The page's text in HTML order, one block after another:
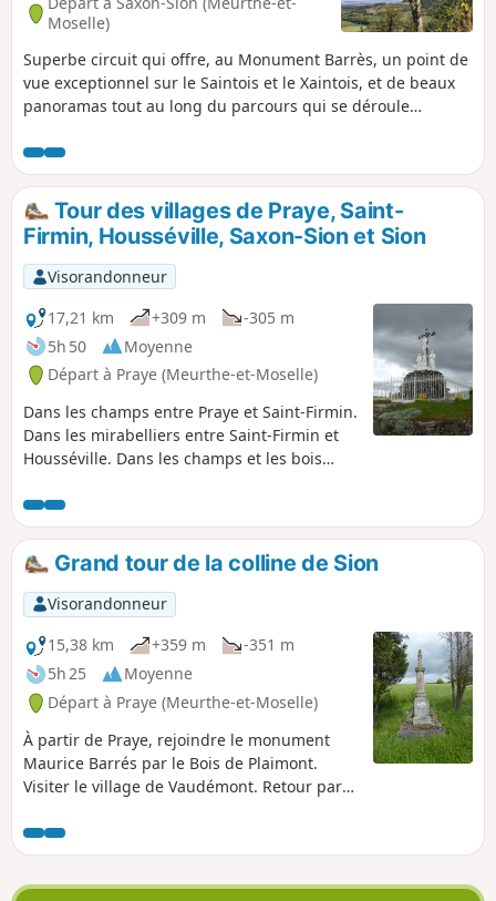
l'Étang des Limaçons.
Moselle)
Superbe circuit qui offre, au Monument Barrès, un point de
vue exceptionnel sur le Saintois et le Xaintois, et de beaux
panoramas tout au long du parcours qui se déroule
très joli village médiéval de Vaudémont et ses remparts.
Tour des villages de Praye, Saint-
Firmin, Housséville, Saxon-Sion et Sion
Visorandonneur
17,21 km
+309 m
-305 m
5h 50
Moyenne
Départ à Praye (Meurthe-et-Moselle)
Dans les champs entre Praye et Saint-Firmin.
Dans les mirabelliers entre Saint-Firmin et
Housséville. Dans les champs et les bois
hauteurs de la Colline de Sion Dans les bois
et champs entre Sion et Praye
Grand tour de la colline de Sion
Visorandonneur
15,38 km
+359 m
-351 m
5h 25
Moyenne
Départ à Praye (Meurthe-et-Moselle)
À partir de Praye, rejoindre le monument
Maurice Barrés par le Bois de Plaimont.
Visiter le village de Vaudémont. Retour par
colline et le village de Chaouilley. Retour à
Praye par le chemin à mi pente de la colline
et passage sous la vierge.